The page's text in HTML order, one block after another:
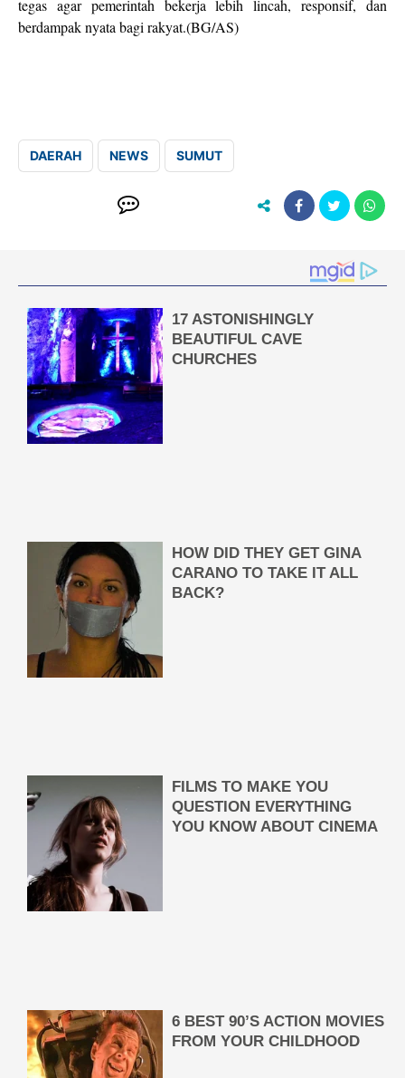
tegas agar pemerintah bekerja lebih lincah, responsif, dan
berdampak nyata bagi rakyat.(BG/AS)
DAERAH NEWS SUMUT